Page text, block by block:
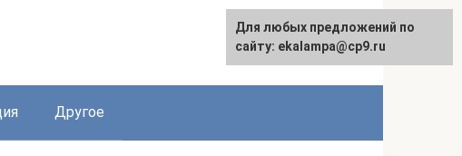
Другое
Для любых предложений по
сайту: ekalampa@cp9.ru